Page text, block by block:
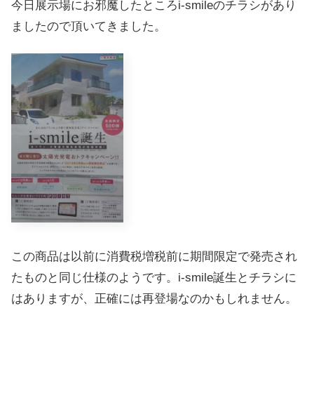
今日展示場にお邪魔したところi-smileのチラシがあり
ましたので頂いてきました。
この商品は以前に消費税増税前に期間限定で発売され
たものと同じ仕様のようです。i-smile誕生とチラシに
はありますが、正確には再登場なのかもしれません。